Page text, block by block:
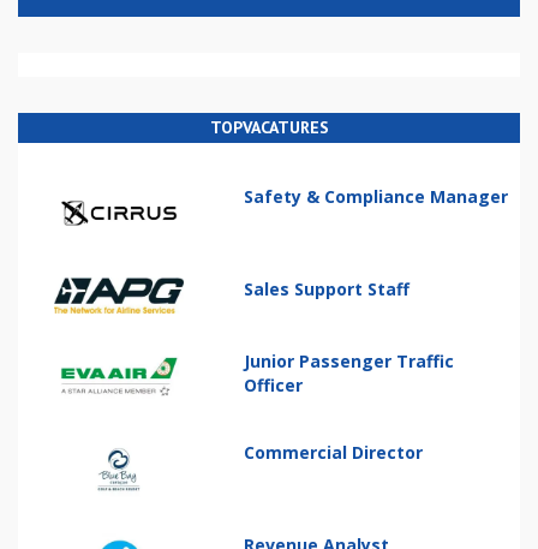
TOPVACATURES
Safety & Compliance Manager
Sales Support Staff
Junior Passenger Traffic
Officer
Commercial Director